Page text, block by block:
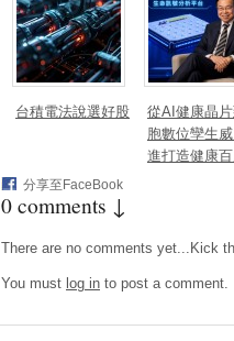
台積電法說選好股
從AI健康晶
胞數位孿生
進打造健康
分享至FaceBook
0 comments ↓
There are no comments yet...Kick
You must log in to post a comment.